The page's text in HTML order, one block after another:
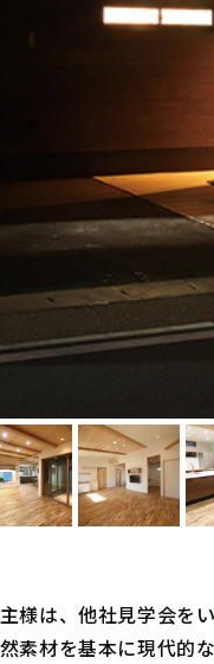
様は、他社見学会を
素材を基本に現代的